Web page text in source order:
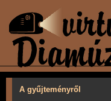
A gyűjteményről